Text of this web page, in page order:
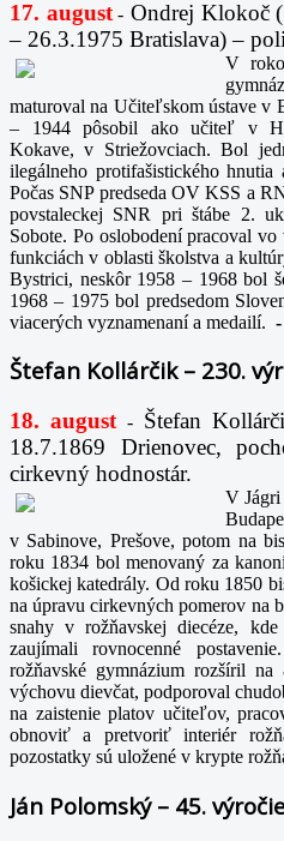
17. august- Ondrej Klokoč
– 26.3.1975 Bratislava) –
V
maturoval na Učiteľskom ústave v
– 1944 pôsobil ako učiteľ v
Kokave, v Striežovciach. Bol
ilegálneho protifašistického
Počas SNP predseda OV KSS a
povstaleckej SNR pri štábe 2.
Sobote. Po oslobodení pracoval
funkciách v oblasti školstva a
Bystrici, neskôr 1958 – 1968 bol
1968 – 1975 bol predsedom
viacerých vyznamenaní a medailí. -
Štefan Kollárčik – 230.
18. august -
Štefan
18.7.1869 Drienovec,
cirkevný hodnostár.
V
v Sabinove, Prešove, potom na
roku 1834 bol menovaný za
košickej katedrály. Od roku 1850
na úpravu cirkevných pomerov na
snahy v rožňavskej diecéze,
zaujímali rovnocenné
rožňavské gymnázium rozšíril
výchovu dievčat, podporoval
na zaistenie platov učiteľov,
obnoviť a pretvoriť interiér
pozostatky sú uložené v krypte
Ján Polomský – 45.